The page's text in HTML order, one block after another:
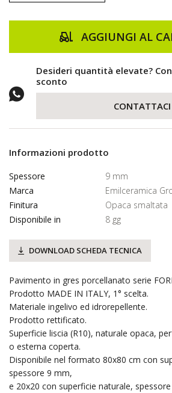
AGGIUNGI AL
Desideri quantità elevate?
sconto
CONTATTACI
Informazioni prodotto
Spessore
9 mm
Marca
Emilceramica
Finitura
Opaca smaltata
Disponibile in
8 gg
DOWNLOAD SCHEDA TECNICA
Pavimento in gres porcellanato serie
Prodotto MADE IN ITALY, 1° scelta.
Materiale ingelivo ed idrorepellente.
Prodotto rettificato.
Superficie liscia (R10), naturale opaca,
o esterna coperta.
Disponibile nel formato 80x80 cm con
spessore 9 mm,
e 20x20 con superficie naturale,